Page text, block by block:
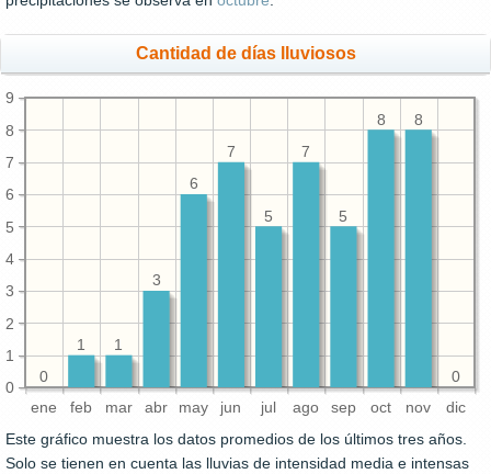
Cantidad de días lluviosos
ene feb mar abr may jun jul ago sep oct nov dic
0
1
2
3
4
5
6
7
8
9
0
8
8
5
7
5
7
6
3
1
1
0
Este gráfico muestra los datos promedios de los últimos tres años.
Solo se tienen en cuenta las lluvias de intensidad media e intensas